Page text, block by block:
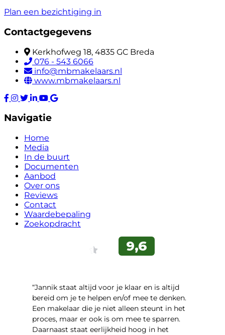
Plan een bezichtiging in
Contactgegevens
Kerkhofweg 18, 4835 GC Breda
076 - 543 6066
info@mbmakelaars.nl
www.mbmakelaars.nl
Navigatie
Home
Media
In de buurt
Documenten
Aanbod
Over ons
Reviews
Contact
Waardebepaling
Zoekopdracht
“Jannik staat altijd voor je klaar en is altijd
bereid om je te helpen en/of mee te denken.
Een makelaar die je niet alleen steunt in het
proces, maar er ook is om mee te sparren.
Daarnaast staat eerlijkheid hoog in het